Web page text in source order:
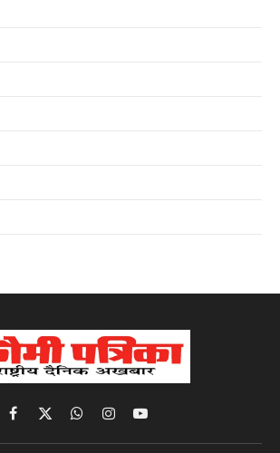
Facebook
X
(Twitter)
WhatsApp
InstagramYouTube